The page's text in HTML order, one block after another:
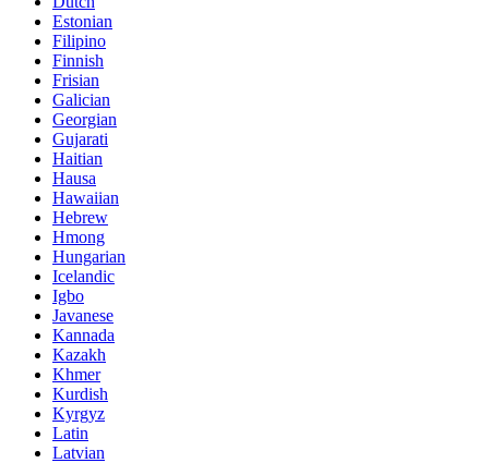
Estonian
Filipino
Finnish
Frisian
Galician
Georgian
Gujarati
Haitian
Hausa
Hawaiian
Hebrew
Hmong
Hungarian
Icelandic
Igbo
Javanese
Kannada
Kazakh
Khmer
Kurdish
Kyrgyz
Latin
Latvian